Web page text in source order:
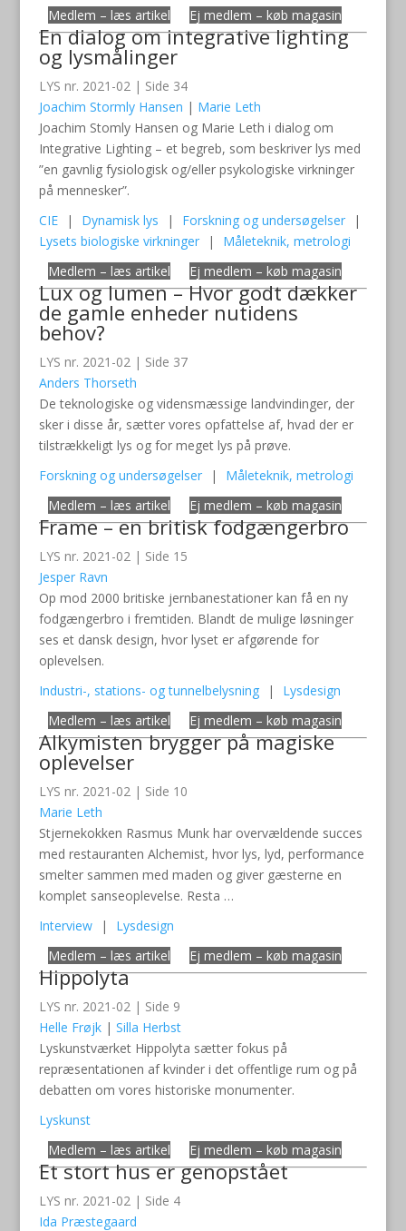
Medlem – læs artikel
Ej medlem – køb magasin
En dialog om integrative lighting
og lysmålinger
LYS nr. 2021-02 | Side 34
Joachim Stormly Hansen | Marie Leth
Joachim Stomly Hansen og Marie Leth i dialog om
Integrative Lighting – et begreb, som beskriver lys med
”en gavnlig fysiologisk og/eller psykologiske virkninger
på mennesker”.
CIE
| Dynamisk lys | Forskning og undersøgelser
|
Lysets biologiske virkninger
|
Måleteknik, metrologi
Medlem – læs artikel
Ej medlem – køb magasin
Lux og lumen – Hvor godt dækker
de gamle enheder nutidens
behov?
LYS nr. 2021-02 | Side 37
Anders Thorseth
De teknologiske og vidensmæssige landvindinger, der
sker i disse år, sætter vores opfattelse af, hvad der er
tilstrækkeligt lys og for meget lys på prøve.
Forskning og undersøgelser
|
Måleteknik, metrologi
Medlem – læs artikel
Ej medlem – køb magasin
Frame – en britisk fodgængerbro
LYS nr. 2021-02 | Side 15
Jesper Ravn
Op mod 2000 britiske jernbanestationer kan få en ny
fodgængerbro i fremtiden. Blandt de mulige løsninger
ses et dansk design, hvor lyset er afgørende for
oplevelsen.
Industri-, stations- og tunnelbelysning
|
Lysdesign
Medlem – læs artikel
Ej medlem – køb magasin
Alkymisten brygger på magiske
oplevelser
LYS nr. 2021-02 | Side 10
Marie Leth
Stjernekokken Rasmus Munk har overvældende succes
med restauranten Alchemist, hvor lys, lyd, performance
smelter sammen med maden og giver gæsterne en
komplet sanseoplevelse. Resta …
Interview
|
Lysdesign
Medlem – læs artikel
Ej medlem – køb magasin
Hippolyta
LYS nr. 2021-02 | Side 9
Helle Frøjk| Silla Herbst
Lyskunstværket Hippolyta sætter fokus på
repræsentationen af kvinder i det offentlige rum og på
debatten om vores historiske monumenter.
Lyskunst
Medlem – læs artikel
Ej medlem – køb magasin
Et stort hus er genopstået
LYS nr. 2021-02 | Side 4
Ida Præstegaard